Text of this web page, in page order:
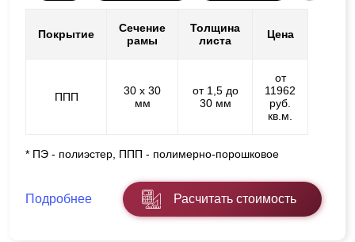
Покрытие
Сечение
рамы
Толщина
листа
Цена
ППП
30 х 30
мм
от 1,5 до
30 мм
от
11962
руб.
кв.м.
* ПЭ - полиэстер, ППП - полимерно-порошковое
Подробнее Расчитать стоимость